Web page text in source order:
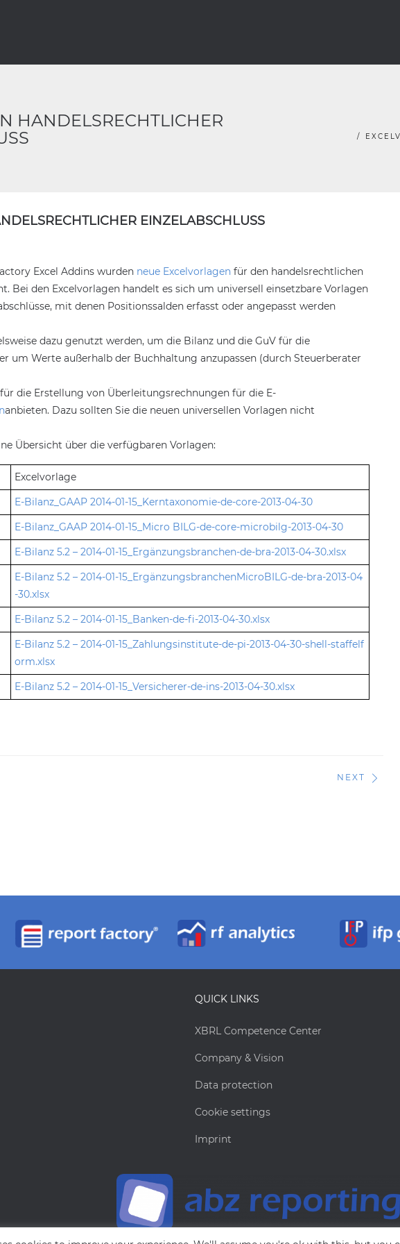
HANDELSRECHTLICHER
EINZELABSCHLUSS
Excel Addins wurden neue Excelvorlagen für den handelsrechtlichen
Bei den Excelvorlagen handelt es sich um universell einsetzbare Vorlagen
mit denen Positionssalden erfasst oder angepasst werden
dazu genutzt werden, um die Bilanz und die GuV für die
um Werte außerhalb der Buchhaltung anzupassen (durch Steuerberater
die Erstellung von Überleitungsrechnungen für die E-
anbieten. Dazu sollten Sie die neuen universellen Vorlagen nicht
Übersicht über die verfügbaren Vorlagen:
Excelvorlage
E-Bilanz_GAAP 2014-01-15_Kerntaxonomie-de-core-2013-04-30
E-Bilanz_GAAP 2014-01-15_Micro BILG-de-core-microbilg-2013-04-30
E-Bilanz 5.2 – 2014-01-15_Ergänzungsbranchen-de-bra-2013-04-30.xlsx
E-Bilanz 5.2 – 2014-01-15_ErgänzungsbranchenMicroBILG-de-bra-2013-04
-30.xlsx
E-Bilanz 5.2 – 2014-01-15_Banken-de-fi-2013-04-30.xlsx
E-Bilanz 5.2 – 2014-01-15_Zahlungsinstitute-de-pi-2013-04-30-shell-staffelf
orm.xlsx
E-Bilanz 5.2 – 2014-01-15_Versicherer-de-ins-2013-04-30.xlsx
NEXT
QUICK LINKS
XBRL Competence Center
Company & Vision
Data protection
Cookie settings
Imprint